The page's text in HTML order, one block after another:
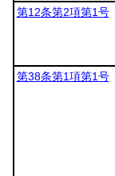
第12条第2項第1号
第38条第1項第1号